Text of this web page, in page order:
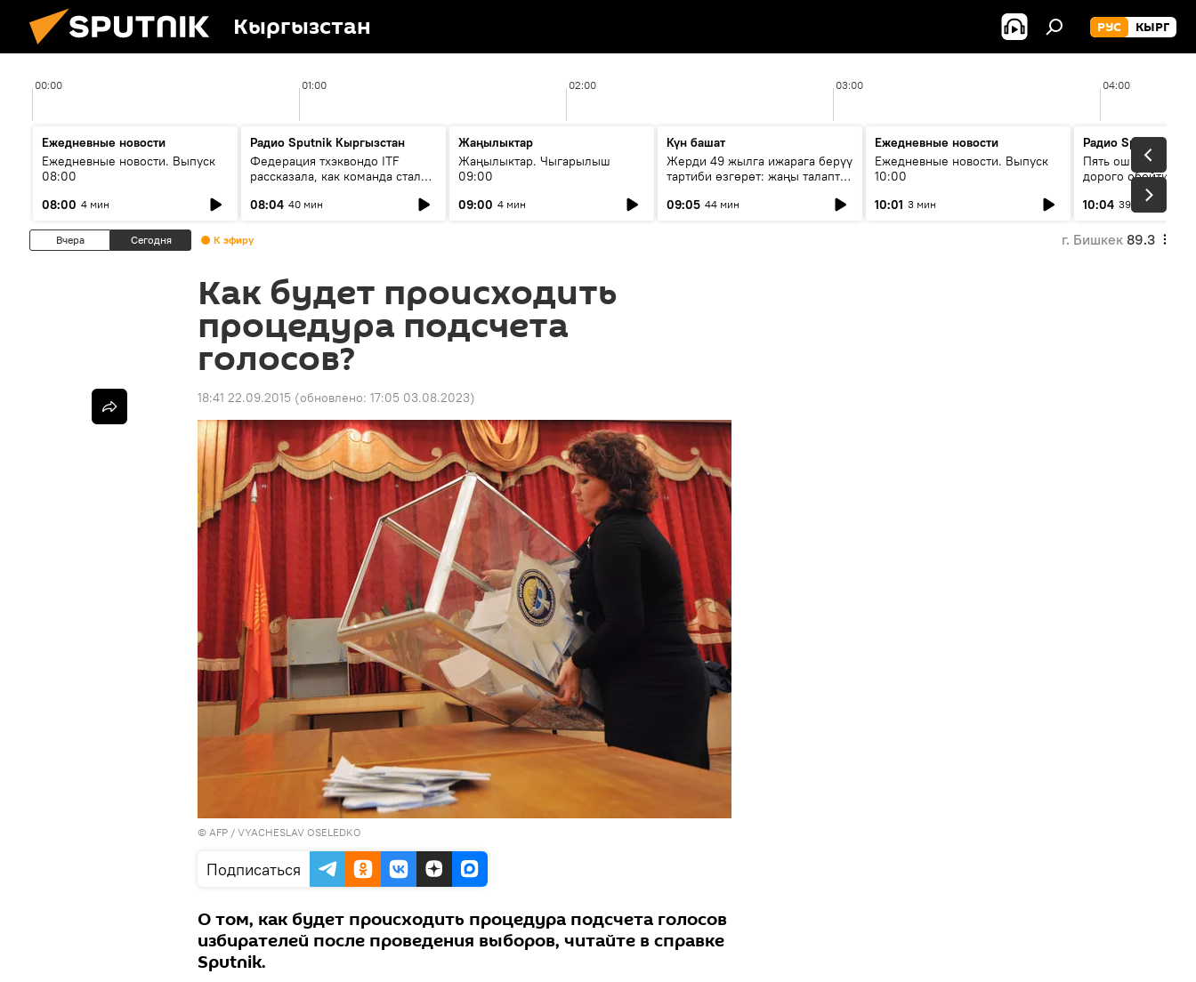
Кыргызстан РУС КЫРГ
00:00 01:00 02:00 03:00 04:00
Ежедневные новости
Ежедневные новости. Выпуск
08:00
08:00 4 мин
Радио Sputnik Кыргызстан
Федерация тхэквондо ITF
рассказала, как команда стала
08:04 40 мин
Жаңылыктар
Жаңылыктар. Чыгарылыш
09:00
09:00 4 мин
Күн башат
Жерди 49 жылга ижарага берүү
тартиби өзгөрөт: жаңы талаптар
09:05 44 мин
Ежедневные новости
Ежедневные новости. Выпуск
10:00
10:01 3 мин
Радио Sputnik
Пять ошибок
дорого обойтись
10:04 39 мин
Вчера Сегодня К эфиру г. Бишкек 89.3
Как будет происходить
процедура подсчета
голосов?
18:41 22.09.2015 (обновлено: 17:05 03.08.2023)
© AFP / VYACHESLAV OSELEDKO
Подписаться
О том, как будет происходить процедура подсчета голосов
избирателей после проведения выборов, читайте в справке
Sputnik.